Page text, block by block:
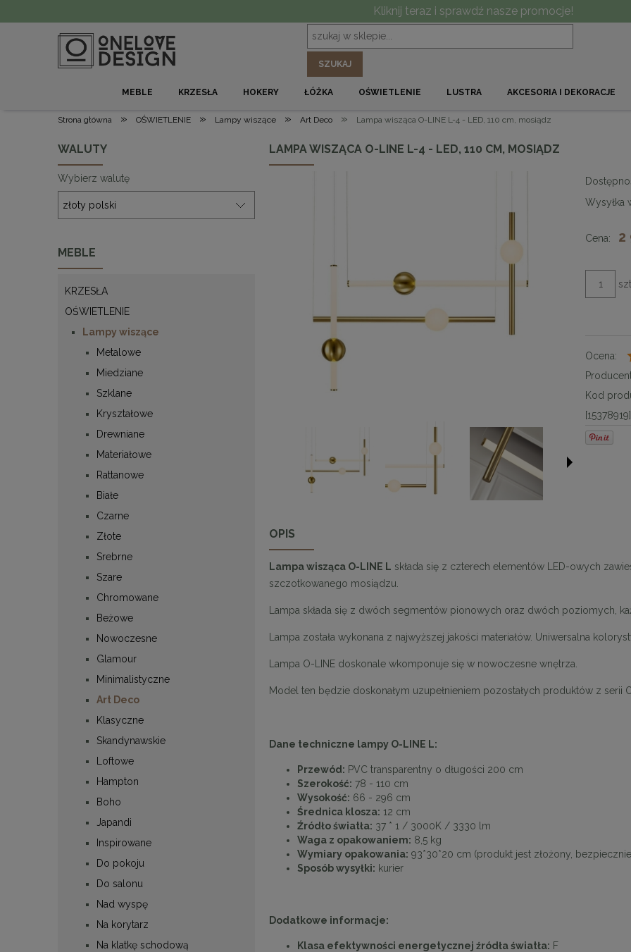
Kliknij teraz i sprawdź nasze promocje!
SZUKAJ
MEBLE KRZESŁA HOKERY ŁÓŻKA OŚWIETLENIE LUSTRA AKCESORIA I DEKORACJE
Strona główna » OŚWIETLENIE » Lampy wiszące » Art Deco » Lampa wisząca O-LINE L-4 - LED, 110 cm, mosiądz
WALUTY
Wybierz walutę
MEBLE
KRZESŁA
OŚWIETLENIE
Lampy wiszące
Metalowe
Miedziane
Szklane
Kryształowe
Drewniane
Materiałowe
Rattanowe
Białe
Czarne
Złote
Srebrne
Szare
Chromowane
Beżowe
Nowoczesne
Glamour
Minimalistyczne
Art Deco
Klasyczne
Skandynawskie
Loftowe
Hampton
Boho
Japandi
Inspirowane
Do pokoju
Do salonu
Nad wyspę
Na korytarz
Na klatkę schodową
LAMPA WISZĄCA O-LINE L-4 - LED, 110 CM, MOSIĄDZ
Wysyłka
Cena: 2
Ocena:
Kod
[15378919]
OPIS
Lampa wisząca O-LINE L składa się z czterech elementów LED-owych
szczotkowanego mosiądzu.
Lampa składa się z dwóch segmentów pionowych oraz dwóch poziomych,
Lampa została wykonana z najwyższej jakości materiałów. Uniwersalna
Lampa O-LINE doskonale wkomponuje się w nowoczesne wnętrza.
Model ten będzie doskonałym uzupełnieniem pozostałych produktów z serii
Dane techniczne lampy O-LINE L:
Przewód: PVC transparentny o długości 200 cm
Szerokość: 78 - 110 cm
Wysokość: 66 - 296 cm
Średnica klosza: 12 cm
Źródło światła: 37 * 1 / 3000K / 3330 lm
Waga z opakowaniem: 8,5 kg
Wymiary opakowania: 93*30*20 cm (produkt jest złożony,
Sposób wysyłki: kurier
Dodatkowe informacje:
Klasa efektywności energetycznej źródła światła: F